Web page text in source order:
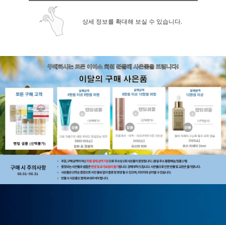
상세 정보를 확대해 보실 수 있습니다.